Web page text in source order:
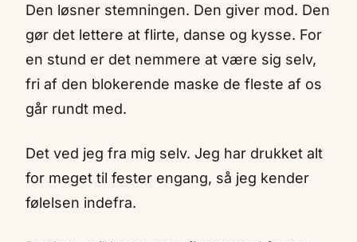
Den løsner stemningen. Den giver mod. Den
gør det lettere at flirte, danse og kysse. For
en stund er det nemmere at være sig selv,
fri af den blokerende maske de fleste af os
går rundt med.
Det ved jeg fra mig selv. Jeg har drukket alt
for meget til fester engang, så jeg kender
følelsen indefra.